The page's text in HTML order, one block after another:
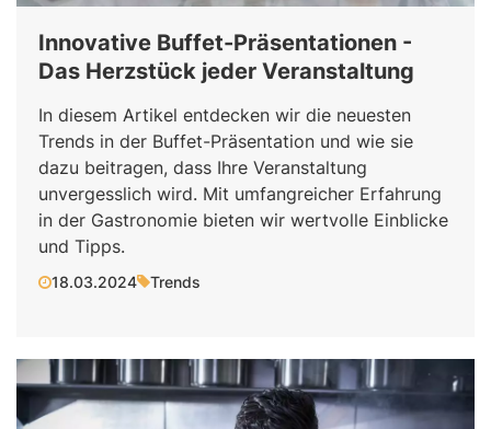
Innovative Buffet-Präsentationen -
Das Herzstück jeder Veranstaltung
In diesem Artikel entdecken wir die neuesten
Trends in der Buffet-Präsentation und wie sie
dazu beitragen, dass Ihre Veranstaltung
unvergesslich wird. Mit umfangreicher Erfahrung
in der Gastronomie bieten wir wertvolle Einblicke
und Tipps.
18.03.2024 Trends